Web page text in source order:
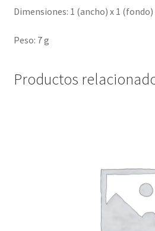
Dimensiones: 1 (ancho) x 1
Peso: 7 g
Productos